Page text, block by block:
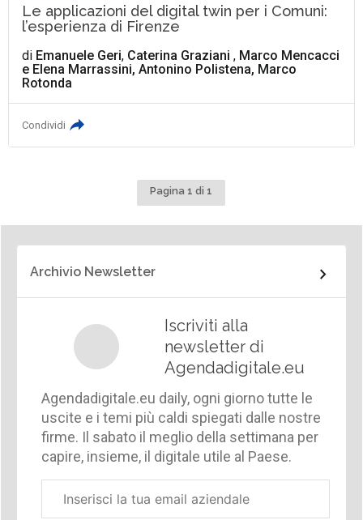
Le applicazioni del digital twin per i Comuni:
l’esperienza di Firenze
di Emanuele Geri, Caterina Graziani, Marco Mencacci
e Elena Marrassini, Antonino Polistena, Marco
Rotonda
Condividi
Pagina 1 di 1
Archivio Newsletter
Iscriviti alla
newsletter di
Agendadigitale.eu
Agendadigitale.eu daily, ogni giorno tutte le
uscite e i temi più caldi spiegati dalle nostre
firme. Il sabato il meglio della settimana per
capire, insieme, il digitale utile al Paese.
aziendale